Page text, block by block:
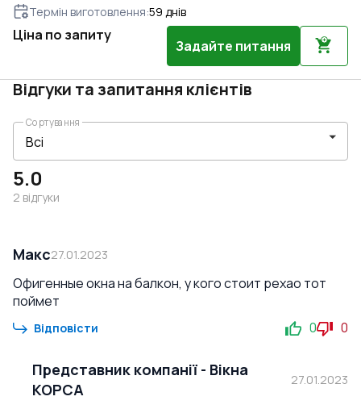
Термін виготовлення:59 днів
Ціна по запиту
Задайте питання
Відгуки та запитання клієнтів
5.0
2 відгуки
Сортування
Макс27.01.2023
Офигенные окна на балкон, у кого стоит рехао тот
поймет
Відповісти 0 0
Представник компанії - Вікна
КОРСА
27.01.2023